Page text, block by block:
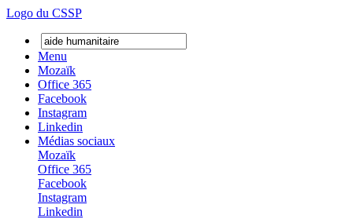
Logo du CSSP
Menu
Mozaïk
Office 365
Facebook
Instagram
Linkedin
Médias sociaux
Mozaïk
Office 365
Facebook
Instagram
Linkedin